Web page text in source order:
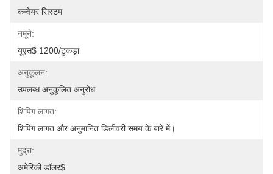
कन्वेयर सिस्टम
नमूने:
यूएस$ 1200/टुकड़ा
अनुकूलन:
उपलब्ध अनुकूलित अनुरोध
शिपिंग लागत:
शिपिंग लागत और अनुमानित डिलीवरी समय के बारे में।
मुद्रा:
अमेरिकी डॉलर$